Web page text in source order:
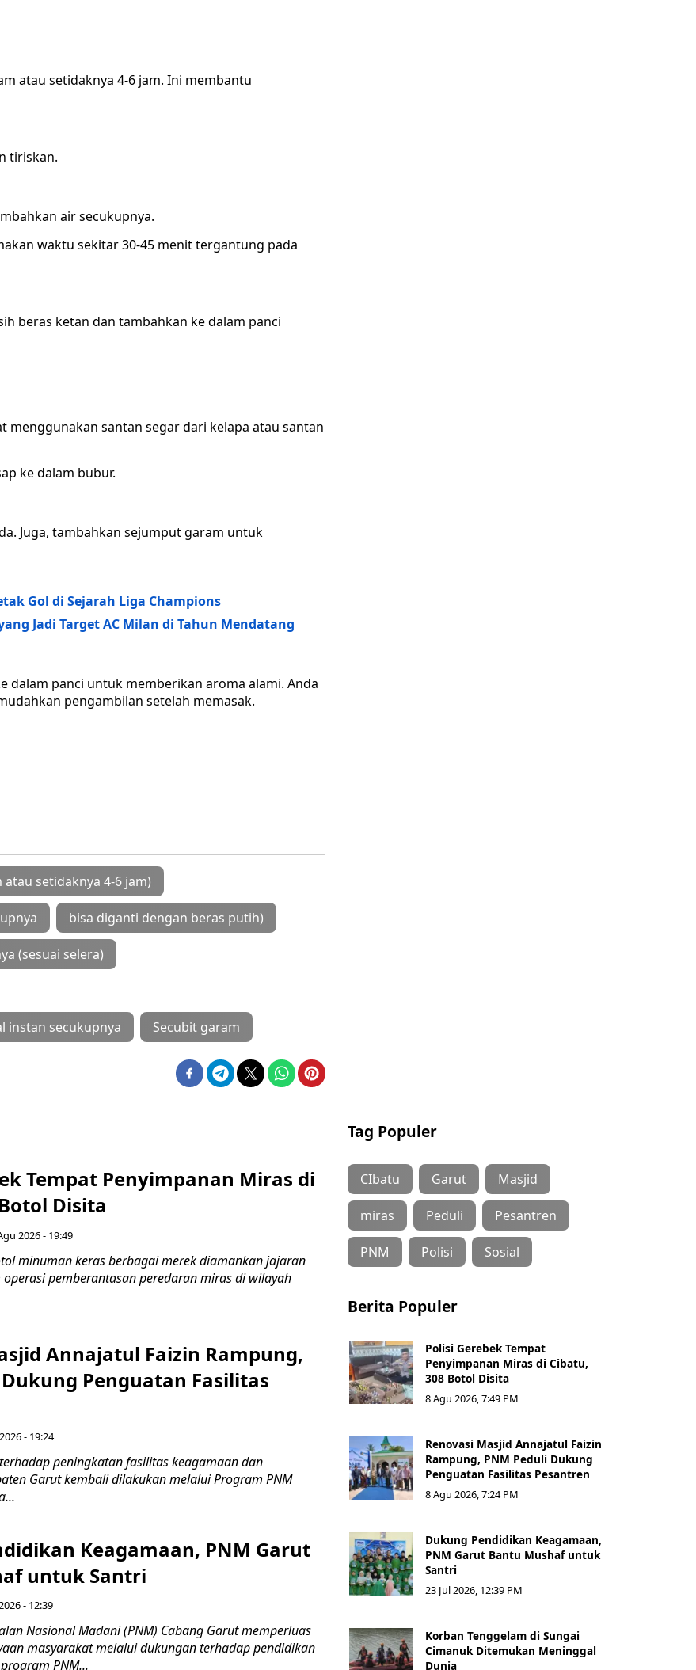
atau setidaknya 4-6 jam. Ini membantu
tiriskan.
air secukupnya.
waktu sekitar 30-45 menit tergantung pada
beras ketan dan tambahkan ke dalam panci
menggunakan santan segar dari kelapa atau santan
ke dalam bubur.
Juga, tambahkan sejumput garam untuk
Gol di Sejarah Liga Champions
Jadi Target AC Milan di Tahun Mendatang
dalam panci untuk memberikan aroma alami. Anda
pengambilan setelah memasak.
setidaknya 4-6 jam)
bisa diganti dengan beras putih)
(sesuai selera)
instan secukupnya Secubit garam
Tempat Penyimpanan Miras di
Disita
2026 - 19:49
minuman keras berbagai merek diamankan jajaran
operasi pemberantasan peredaran miras di wilayah
Annajatul Faizin Rampung,
Penguatan Fasilitas
- 19:24
peningkatan fasilitas keagamaan dan
Garut kembali dilakukan melalui Program PNM
Keagamaan, PNM Garut
untuk Santri
- 12:39
Nasional Madani (PNM) Cabang Garut memperluas
masyarakat melalui dukungan terhadap pendidikan
PNM...
Tag Populer
CIbatu Garut Masjid
miras Peduli Pesantren
PNM Polisi Sosial
Berita Populer
Polisi Gerebek Tempat
Penyimpanan Miras di Cibatu,
308 Botol Disita
8 Agu 2026, 7:49 PM
Renovasi Masjid Annajatul Faizin
Rampung, PNM Peduli Dukung
Penguatan Fasilitas Pesantren
8 Agu 2026, 7:24 PM
Dukung Pendidikan Keagamaan,
PNM Garut Bantu Mushaf untuk
Santri
23 Jul 2026, 12:39 PM
Korban Tenggelam di Sungai
Cimanuk Ditemukan Meninggal
Dunia